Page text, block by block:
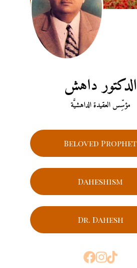
الدكتور داهش
مؤسِّس العقيدة الداهشيَّة
Beloved Prophet
Daheshism
Dr. Dahesh